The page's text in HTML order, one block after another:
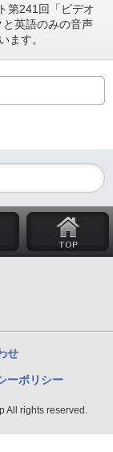
第241回「ビデオ
英語のみの音声
ます。
せ
ーポリシー
rights reserved.